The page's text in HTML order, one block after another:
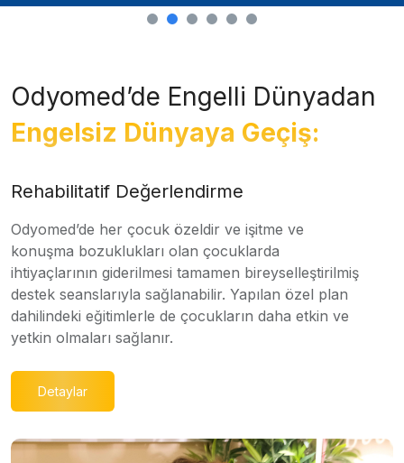
Odyomed’de Engelli Dünyadan
Engelsiz Dünyaya Geçiş:
Rehabilitatif Değerlendirme
Odyomed’de her çocuk özeldir ve işitme ve
konuşma bozuklukları olan çocuklarda
ihtiyaçlarının giderilmesi tamamen bireyselleştirilmiş
destek seanslarıyla sağlanabilir. Yapılan özel plan
dahilindeki eğitimlerle de çocukların daha etkin ve
yetkin olmaları sağlanır.
Detaylar